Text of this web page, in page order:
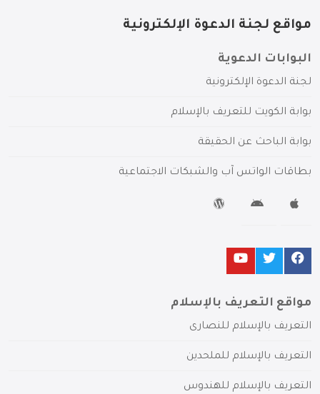
مواقع لجنة الدعوة الإلكترونية
البوابات الدعوية
لجنة الدعوة الإلكترونية
بوابة الكويت للتعريف بالإسلام
بوابة الباحث عن الحقيقة
بطاقات الواتس آب والشبكات الاجتماعية
مواقع التعريف بالإسلام
التعريف بالإسلام للنصارى
التعريف بالإسلام للملحدين
التعريف بالإسلام للهندوس